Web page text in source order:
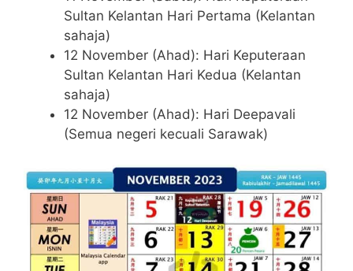
Sultan Kelantan Hari Pertama (Kelantan
sahaja)
12 November (Ahad): Hari Keputeraan
Sultan Kelantan Hari Kedua (Kelantan
sahaja)
12 November (Ahad): Hari Deepavali
(Semua negeri kecuali Sarawak)